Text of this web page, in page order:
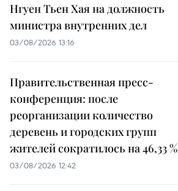
Нгуен Тьен Хая на должность
министра внутренних дел
03/08/2026 13:16
Правительственная пресс-
конференция: после
реорганизации количество
деревень и городских групп
жителей сократилось на 46,33 %
03/08/2026 12:42